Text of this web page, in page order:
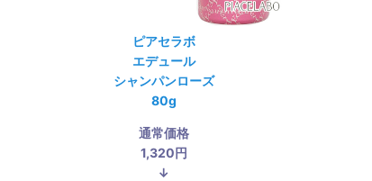
ピアセラボ
エデュール
シャンパンローズ
80g
通常価格
1,320円
↓